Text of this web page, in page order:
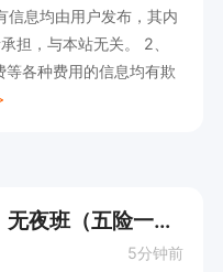
长。
信息均由用户发布，其内
担，与本站无关。 2、
等各种费用的信息均有欺
普工（12：10-23：40）无夜班（五险一金）
5分钟前